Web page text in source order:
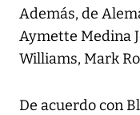
Además, de
Aymette Medina
Williams, Mark
De acuerdo con